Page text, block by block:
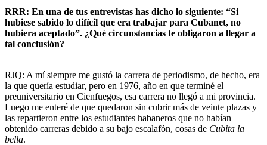
RRR: En una de tus entrevistas has dicho lo siguiente: “Si
hubiese sabido lo difícil que era trabajar para Cubanet, no
hubiera aceptado”. ¿Qué circunstancias te obligaron a llegar a
tal conclusión?
RJQ: A mí siempre me gustó la carrera de periodismo, de hecho, era
la que quería estudiar, pero en 1976, año en que terminé el
preuniversitario en Cienfuegos, esa carrera no llegó a mi provincia.
Luego me enteré de que quedaron sin cubrir más de veinte plazas y
las repartieron entre los estudiantes habaneros que no habían
obtenido carreras debido a su bajo escalafón, cosas de Cubita la
bella.